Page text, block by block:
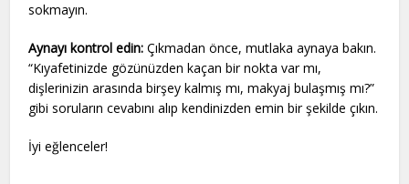
sokmayın.
Aynayı kontrol edin: Çıkmadan önce, mutlaka aynaya bakın.
“Kıyafetinizde gözünüzden kaçan bir nokta var mı,
dişlerinizin arasında birşey kalmış mı, makyaj bulaşmış mı?”
gibi soruların cevabını alıp kendinizden emin bir şekilde çıkın.
İyi eğlenceler!